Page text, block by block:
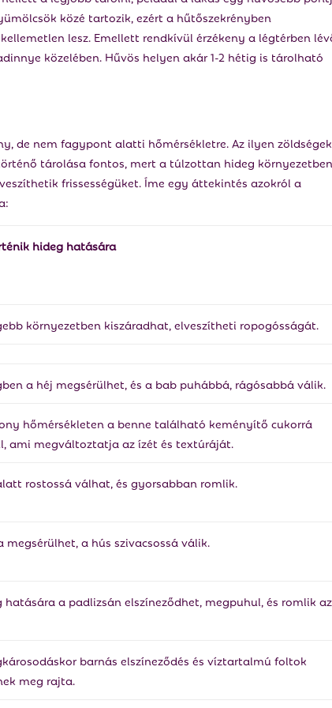
közé tartozik, ezért a hűtőszekrényben
lesz. Emellett rendkívül érzékeny a légtérben
közelében. Hűvös helyen akár 1-2 hétig is tárolható
de nem fagypont alatti hőmérsékletre. Az ilyen
tárolása fontos, mert a túlzottan hideg környezetben
frissességüket. Íme egy áttekintés azokról a
hideg hatására
környezetben kiszáradhat, elveszítheti ropogósságát.
a héj megsérülhet, és a bab puhábbá, rágósabbá válik.
hőmérsékleten a benne található keményítő cukorrá
ami megváltoztatja az ízét és textúráját.
rostossá válhat, és gyorsabban romlik.
megsérülhet, a hús szivacsossá válik.
hatására a padlizsán elszíneződhet, megpuhul, és romlik az
barnás elszíneződés és víztartalmú foltok
meg rajta.